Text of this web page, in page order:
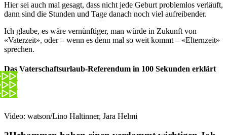
Hier sei auch mal gesagt, dass nicht jede Geburt problemlos verläuft,
dann sind die Stunden und Tage danach noch viel aufreibender.
Ich glaube, es wäre vernünftiger, man würde in Zukunft von
«Vaterzeit», oder – wenn es denn mal so weit kommt – «Elternzeit»
sprechen.
Das Vaterschaftsurlaub-Referendum in 100 Sekunden erklärt
Video: watson/Lino Haltinner, Jara Helmi